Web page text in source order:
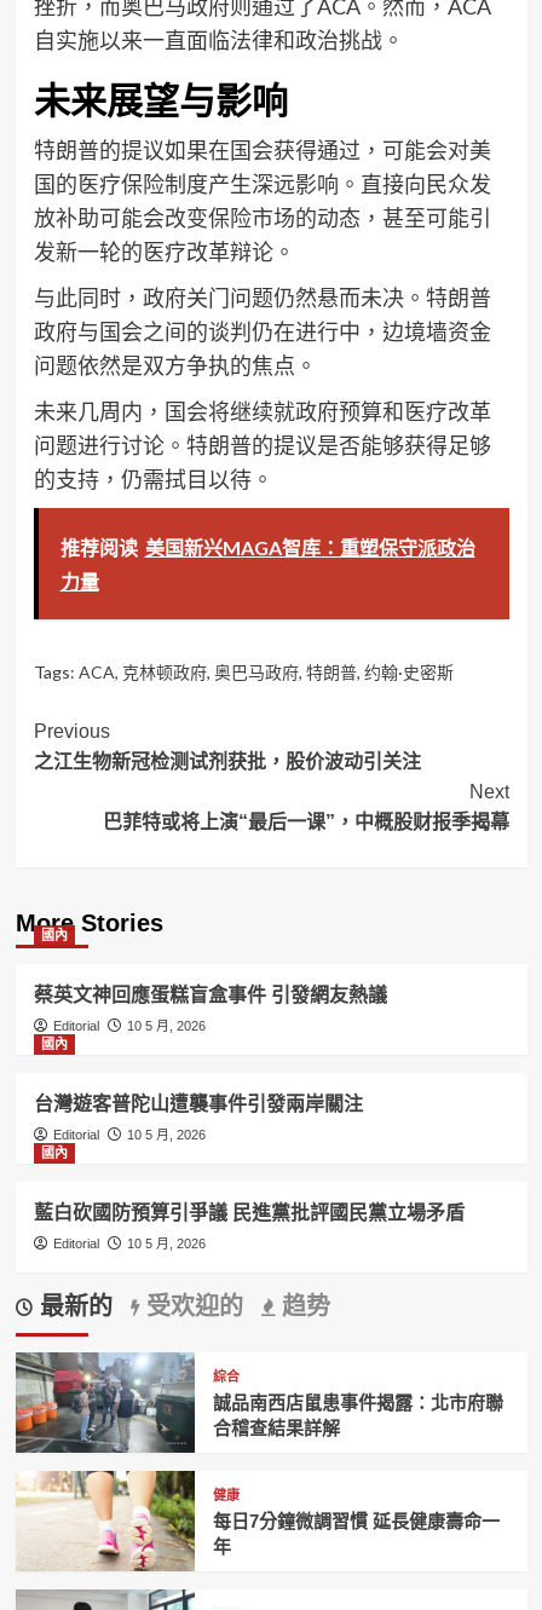
挫折，而奥巴马政府则通过了ACA。然而，ACA
自实施以来一直面临法律和政治挑战。
未来展望与影响
特朗普的提议如果在国会获得通过，可能会对美
国的医疗保险制度产生深远影响。直接向民众发
放补助可能会改变保险市场的动态，甚至可能引
发新一轮的医疗改革辩论。
与此同时，政府关门问题仍然悬而未决。特朗普
政府与国会之间的谈判仍在进行中，边境墙资金
问题依然是双方争执的焦点。
未来几周内，国会将继续就政府预算和医疗改革
问题进行讨论。特朗普的提议是否能够获得足够
的支持，仍需拭目以待。
推荐阅读 美国新兴MAGA智库：重塑保守派政治
力量
Tags: ACA, 克林顿政府, 奥巴马政府, 特朗普, 约翰·史密斯
Post
Navigation
Previous
之江生物新冠检测试剂获批，股价波动引关注
Next
巴菲特或将上演“最后一课”，中概股财报季揭幕
More Stories
國內
蔡英文神回應蛋糕盲盒事件 引發網友熱議
Editorial
10 5 月, 2026
國內
台灣遊客普陀山遭襲事件引發兩岸關注
Editorial
10 5 月, 2026
國內
藍白砍國防預算引爭議 民進黨批評國民黨立場矛盾
Editorial 10 5 月, 2026
最新的 受欢迎的 趋势
綜合
誠品南西店鼠患事件揭露：北市府聯
合稽查結果詳解
健康
每日7分鐘微調習慣 延長健康壽命一
年